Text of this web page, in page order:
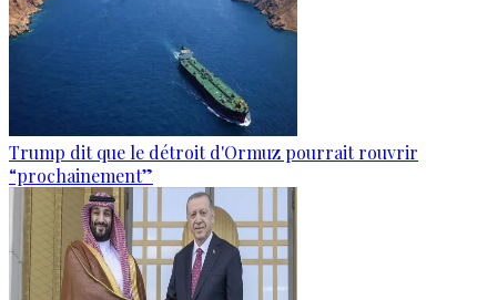
Trump dit que le détroit d'Ormuz pourrait rouvrir
“prochainement”